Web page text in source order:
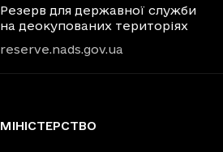
Резерв для державної служби
на деокупованих територіях
reserve.nads.gov.ua
МІНІСТЕРСТВО